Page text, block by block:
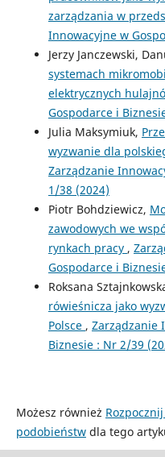
zarządzania w
Innowacyjne w
Jerzy Janczewski,
systemach
elektrycznych
Gospodarce i
Julia Maksymiuk,
wyzwanie dla
Zarządzanie
1/38 (2024)
Piotr Bohdziewicz,
zawodowych we
rynkach pracy ,
Gospodarce i
Roksana
rówieśnicza jako
Polsce , Zarządzanie
Biznesie : Nr 2/39
Możesz również
podobieństwdla tego